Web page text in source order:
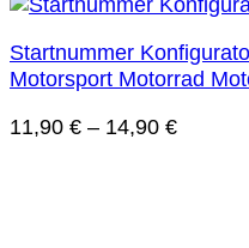
Startnummer
Motorsport Motorrad
11,90 € – 14,90 €